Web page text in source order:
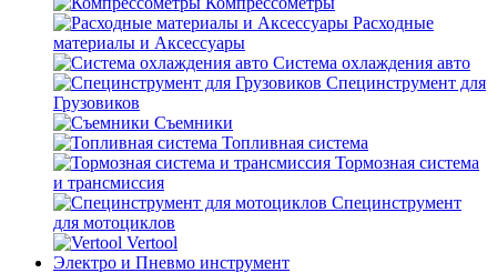
Расходные
материалы и Аксессуары
Система охлаждения авто
Специнструмент для
Грузовиков
Съемники
Топливная система
Тормозная система
и трансмиссия
Специнструмент
для мотоциклов
Vertool
Электро и Пневмо инструмент